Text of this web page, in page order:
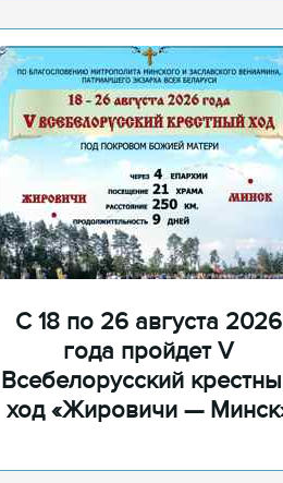
С 18 по 26 августа 2026
года пройдет V
Всебелорусский
ход «Жировичи —